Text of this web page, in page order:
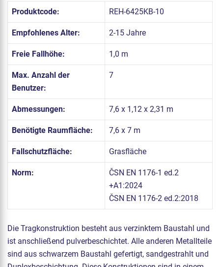
Produktcode: REH-6425KB-10
Empfohlenes Alter: 2-15 Jahre
Freie Fallhöhe: 1,0 m
Max. Anzahl der
Benutzer:
7
Abmessungen: 7,6 x 1,12 x 2,31 m
Benötigte Raumfläche: 7,6 x 7 m
Fallschutzfläche: Grasfläche
Norm:
ČSN EN 1176-1 ed.2
+A1:2024
ČSN EN 1176-2 ed.2:2018
Die Tragkonstruktion besteht aus verzinktem Baustahl und
ist anschließend pulverbeschichtet. Alle anderen Metallteile
sind aus schwarzem Baustahl gefertigt, sandgestrahlt und